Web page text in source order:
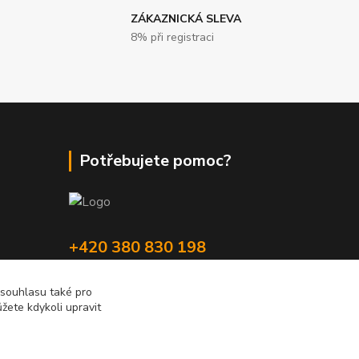
ZÁKAZNICKÁ SLEVA
8% při registraci
Potřebujete pomoc?
+420 380 830 198
také pro
kdykoli upravit